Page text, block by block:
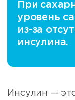
При
уровень
из-за
инсулина.
Инсулин —